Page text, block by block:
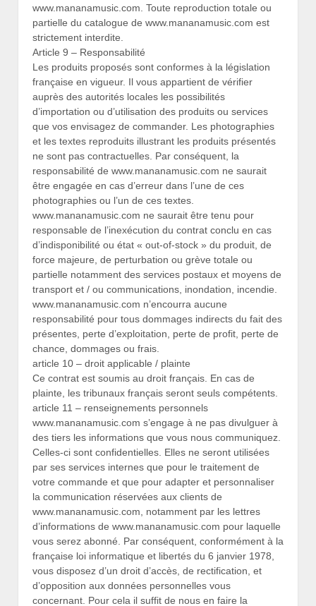
www.mananamusic.com. Toute reproduction totale ou
partielle du catalogue de www.mananamusic.com est
strictement interdite.
Article 9 – Responsabilité
Les produits proposés sont conformes à la législation
française en vigueur. Il vous appartient de vérifier
auprès des autorités locales les possibilités
d’importation ou d’utilisation des produits ou services
que vos envisagez de commander. Les photographies
et les textes reproduits illustrant les produits présentés
ne sont pas contractuelles. Par conséquent, la
responsabilité de www.mananamusic.com ne saurait
être engagée en cas d’erreur dans l’une de ces
photographies ou l’un de ces textes.
www.mananamusic.com ne saurait être tenu pour
responsable de l’inexécution du contrat conclu en cas
d’indisponibilité ou état « out-of-stock » du produit, de
force majeure, de perturbation ou grève totale ou
partielle notamment des services postaux et moyens de
transport et / ou communications, inondation, incendie.
www.mananamusic.com n’encourra aucune
responsabilité pour tous dommages indirects du fait des
présentes, perte d’exploitation, perte de profit, perte de
chance, dommages ou frais.
article 10 – droit applicable / plainte
Ce contrat est soumis au droit français. En cas de
plainte, les tribunaux français seront seuls compétents.
article 11 – renseignements personnels
www.mananamusic.com s’engage à ne pas divulguer à
des tiers les informations que vous nous communiquez.
Celles-ci sont confidentielles. Elles ne seront utilisées
par ses services internes que pour le traitement de
votre commande et que pour adapter et personnaliser
la communication réservées aux clients de
www.mananamusic.com, notamment par les lettres
d’informations de www.mananamusic.com pour laquelle
vous serez abonné. Par conséquent, conformément à la
française loi informatique et libertés du 6 janvier 1978,
vous disposez d’un droit d’accès, de rectification, et
d’opposition aux données personnelles vous
concernant. Pour cela il suffit de nous en faire la